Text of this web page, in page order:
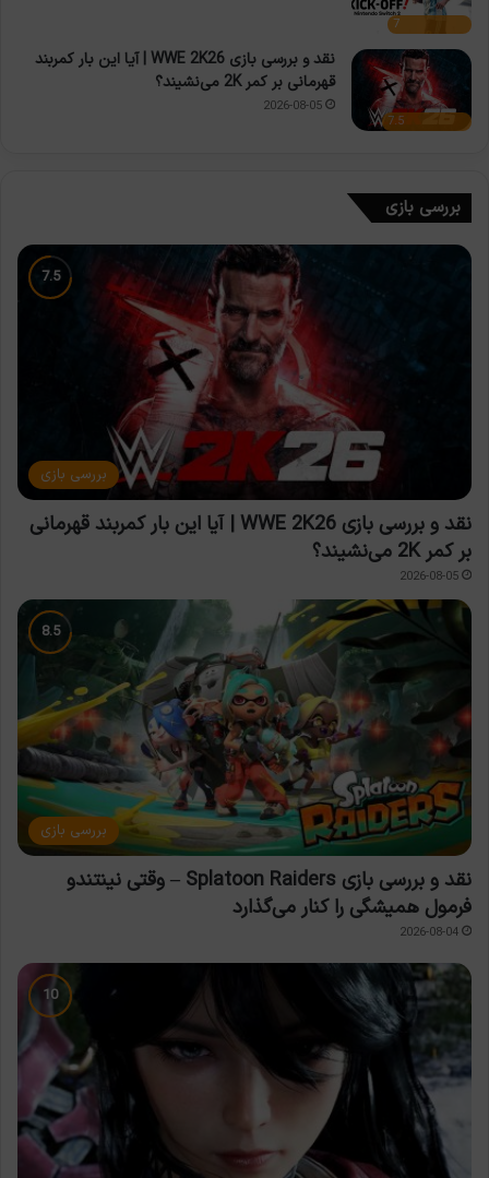
7
7.5
نقد و بررسی بازی WWE 2K26 | آیا این بار کمربند
قهرمانی بر کمر 2K می‌نشیند؟
2026-08-05
بررسی بازی
بررسی بازی
نقد و بررسی بازی WWE 2K26 | آیا این بار کمربند قهرمانی
بر کمر 2K می‌نشیند؟
2026-08-05
بررسی بازی
نقد و بررسی بازی Splatoon Raiders – وقتی نینتندو
فرمول همیشگی را کنار می‌گذارد
2026-08-04